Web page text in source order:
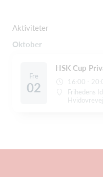
Aktiviteter
Oktober
Fre
02
HSK Cup
16:00 -
Frihedens